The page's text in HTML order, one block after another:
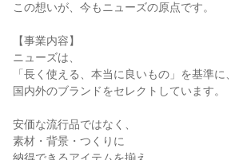
この想いが、今もニューズの原点です。
【事業内容】
ニューズは、
「長く使える、本当に良いもの」を基準に、
国内外のブランドをセレクトしています。
安価な流行品ではなく、
素材・背景・つくりに